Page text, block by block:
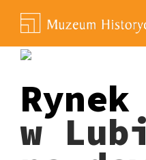
content
Rynek
w